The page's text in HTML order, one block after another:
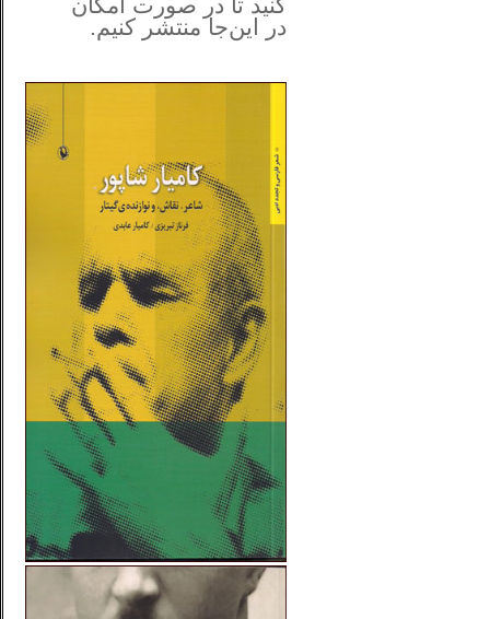
کنید تا در صورت امکان
در این‌جامنتشر کنیم.